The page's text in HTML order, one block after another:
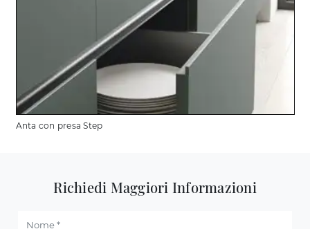
Anta con presa Step
Richiedi Maggiori Informazioni